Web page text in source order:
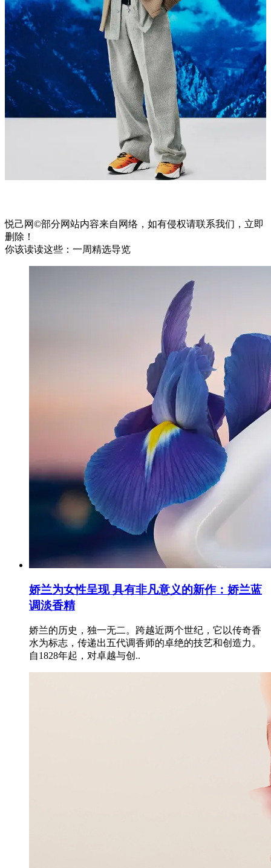
悦己网©部分网站内容来自网络，如有侵权请联系我们，立即
删除！
你该读读这些：一周精选导览
娇兰为女性呈现 具有非凡意义的新作：娇兰蓝
调淡香精
娇兰的历史，独一无二。跨越近两个世纪，它以传奇香
水为标志，传递出五代调香师的卓绝的技艺和创造力。
自1828年起，对卓越与创..